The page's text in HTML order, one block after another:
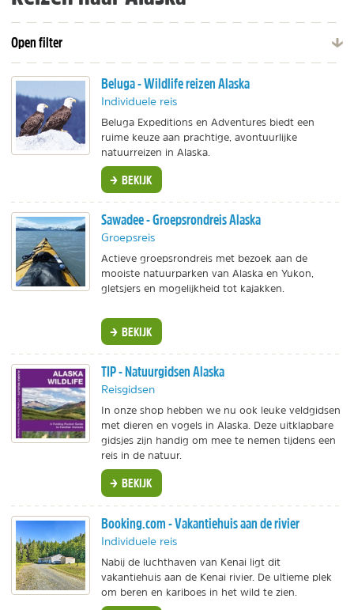
Open filter
Beluga - Wildlife reizen Alaska
Individuele reis
Beluga Expeditions en Adventures biedt een
ruime keuze aan prachtige, avontuurlijke
natuurreizen in Alaska.
BEKIJK
Sawadee - Groepsrondreis Alaska
Groepsreis
Actieve groepsrondreis met bezoek aan de
mooiste natuurparken van Alaska en Yukon,
gletsjers en mogelijkheid tot kajakken.
BEKIJK
TIP - Natuurgidsen Alaska
Reisgidsen
In onze shop hebben we nu ook leuke veldgidsen
met dieren en vogels in Alaska. Deze uitklapbare
gidsjes zijn handig om mee te nemen tijdens een
reis in de natuur.
BEKIJK
Booking.com - Vakantiehuis aan de rivier
Individuele reis
Nabij de luchthaven van Kenai ligt dit
vakantiehuis aan de Kenai rivier. De ultieme plek
om beren en kariboes in het wild te zien.